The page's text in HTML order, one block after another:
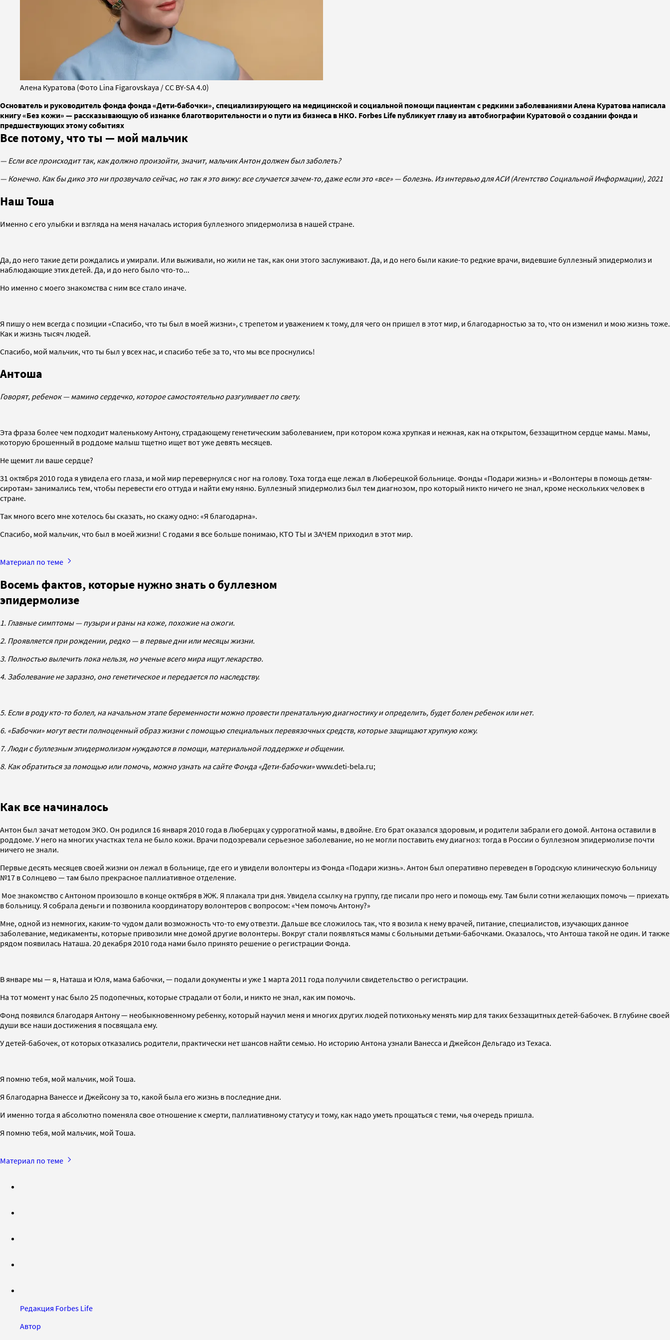
Алена Куратова (Фото Lina Figarovskaya / CC BY-SA 4.0)
Основатель и руководитель фонда фонда «Дети-бабочки», специализирующего на медицинской и социальной помощи пациентам с редкими заболеваниями Алена Куратова написала
книгу «Без кожи» — рассказывающую об изнанке благотворительности и о пути из бизнеса в НКО. Forbes Life публикует главу из автобиографии Куратовой о создании фонда и
предшествующих этому событиях
Все потому, что ты — мой мальчик
— Если все происходит так, как должно произойти, значит, мальчик Антон должен был заболеть?
— Конечно. Как бы дико это ни прозвучало сейчас, но так я это вижу: все случается зачем-то, даже если это «все» — болезнь. Из интервью для АСИ (Агентство Социальной Информации), 2021
Наш Тоша
Именно с его улыбки и взгляда на меня началась история буллезного эпидермолиза в нашей стране.
Да, до него такие дети рождались и умирали. Или выживали, но жили не так, как они этого заслуживают. Да, и до него были какие-то редкие врачи, видевшие буллезный эпидермолиз и
наблюдающие этих детей. Да, и до него было что-то...
Но именно с моего знакомства с ним все стало иначе.
Я пишу о нем всегда с позиции «Спасибо, что ты был в моей жизни», с трепетом и уважением к тому, для чего он пришел в этот мир, и благодарностью за то, что он изменил и мою жизнь тоже.
Как и жизнь тысяч людей.
Спасибо, мой мальчик, что ты был у всех нас, и спасибо тебе за то, что мы все проснулись!
Антоша
Говорят, ребенок — мамино сердечко, которое самостоятельно разгуливает по свету.
Эта фраза более чем подходит маленькому Антону, страдающему генетическим заболеванием, при котором кожа хрупкая и нежная, как на открытом, беззащитном сердце мамы. Мамы,
которую брошенный в роддоме малыш тщетно ищет вот уже девять месяцев.
Не щемит ли ваше сердце?
31 октября 2010 года я увидела его глаза, и мой мир перевернулся с ног на голову. Тоха тогда еще лежал в Люберецкой больнице. Фонды «Подари жизнь» и «Волонтеры в помощь детям-
сиротам» занимались тем, чтобы перевести его оттуда и найти ему няню. Буллезный эпидермолиз был тем диагнозом, про который никто ничего не знал, кроме нескольких человек в
стране.
Так много всего мне хотелось бы сказать, но скажу одно: «Я благодарна».
Спасибо, мой мальчик, что был в моей жизни! С годами я все больше понимаю, КТО ТЫ и ЗАЧЕМ приходил в этот мир.
Материал по теме
Восемь фактов, которые нужно знать о буллезном
эпидермолизе
1. Главные симптомы — пузыри и раны на коже, похожие на ожоги.
2. Проявляется при рождении, редко — в первые дни или месяцы жизни.
3. Полностью вылечить пока нельзя, но ученые всего мира ищут лекарство.
4. Заболевание не заразно, оно генетическое и передается по наследству.
5. Если в роду кто-то болел, на начальном этапе беременности можно провести пренатальную диагностику и определить, будет болен ребенок или нет.
6. «Бабочки» могут вести полноценный образ жизни с помощью специальных перевязочных средств, которые защищают хрупкую кожу.
7. Люди с буллезным эпидермолизом нуждаются в помощи, материальной поддержке и общении.
8. Как обратиться за помощью или помочь, можно узнать на сайте Фонда «Дети-бабочки»www.deti-bela.ru;
Как все начиналось
Антон был зачат методом ЭКО. Он родился 16 января 2010 года в Люберцах у суррогатной мамы, в двойне. Его брат оказался здоровым, и родители забрали его домой. Антона оставили в
роддоме. У него на многих участках тела не было кожи. Врачи подозревали серьезное заболевание, но не могли поставить ему диагноз: тогда в России о буллезном эпидермолизе почти
ничего не знали.
Первые десять месяцев своей жизни он лежал в больнице, где его и увидели волонтеры из Фонда «Подари жизнь». Антон был оперативно переведен в Городскую клиническую больницу
№17 в Солнцево — там было прекрасное паллиативное отделение.
Мое знакомство с Антоном произошло в конце октября в ЖЖ. Я плакала три дня. Увидела ссылку на группу, где писали про него и помощь ему. Там были сотни желающих помочь — приехать
в больницу. Я собрала деньги и позвонила координатору волонтеров с вопросом: «Чем помочь Антону?»
Мне, одной из немногих, каким-то чудом дали возможность что-то ему отвезти. Дальше все сложилось так, что я возила к нему врачей, питание, специалистов, изучающих данное
заболевание, медикаменты, которые привозили мне домой другие волонтеры. Вокруг стали появляться мамы с больными детьми-бабочками. Оказалось, что Антоша такой не один. И также
рядом появилась Наташа. 20 декабря 2010 года нами было принято решение о регистрации Фонда.
В январе мы — я, Наташа и Юля, мама бабочки, — подали документы и уже 1 марта 2011 года получили свидетельство о регистрации.
На тот момент у нас было 25 подопечных, которые страдали от боли, и никто не знал, как им помочь.
Фонд появился благодаря Антону — необыкновенному ребенку, который научил меня и многих других людей потихоньку менять мир для таких беззащитных детей-бабочек. В глубине своей
души все наши достижения я посвящала ему.
У детей-бабочек, от которых отказались родители, практически нет шансов найти семью. Но историю Антона узнали Ванесса и Джейсон Дельгадо из Техаса.
Я помню тебя, мой мальчик, мой Тоша.
Я благодарна Ванессе и Джейсону за то, какой была его жизнь в последние дни.
И именно тогда я абсолютно поменяла свое отношение к смерти, паллиативному статусу и тому, как надо уметь прощаться с теми, чья очередь пришла.
Я помню тебя, мой мальчик, мой Тоша.
Материал по теме
Редакция Forbes Life
Автор